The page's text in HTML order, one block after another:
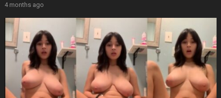
4 months ago